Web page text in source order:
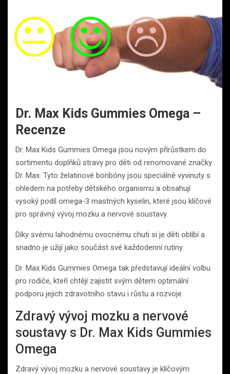
Dr. Max Kids Gummies Omega –
Recenze
Dr. Max Kids Gummies Omega jsou novým přírůstkem do
sortimentu doplňků stravy pro děti od renomované značky
Dr. Max. Tyto želatinové bonbóny jsou speciálně vyvinuty s
ohledem na potřeby dětského organismu a obsahují
vysoký podíl omega-3 mastných kyselin, které jsou klíčové
pro správný vývoj mozku a nervové soustavy.
Díky svému lahodnému ovocnému chuti si je děti oblíbí a
snadno je užijí jako součást své každodenní rutiny.
Dr. Max Kids Gummies Omega tak představují ideální volbu
pro rodiče, kteří chtějí zajistit svým dětem optimální
podporu jejich zdravotního stavu i růstu a rozvoje.
Zdravý vývoj mozku a nervové
soustavy s Dr. Max Kids Gummies
Omega
Zdravý vývoj mozku a nervové soustavy je klíčovým